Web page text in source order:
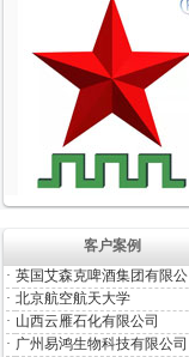
客户案例
· 英国艾森克啤酒集团有限公
· 北京航空航天大学
· 山西云雁石化有限公司
· 广州易鸿生物科技有限公司